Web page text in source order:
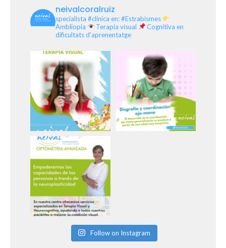
neivalcoralruiz
specialista #clínica en: #Estrabismes
Ambliopia
Terapia visual
Cognitiva en
dificultats d'aprenentatge
Follow on Instagram